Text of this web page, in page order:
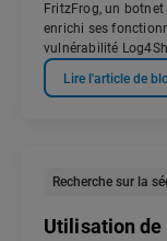
FritzFrog, un
enrichi ses
vulnérabilité
Lire l'article de
Recherche sur la
Utilisation de